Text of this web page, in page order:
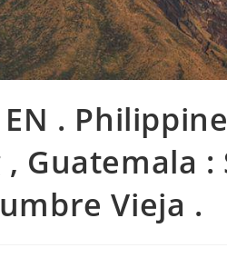
.
Guatemala
Vieja .